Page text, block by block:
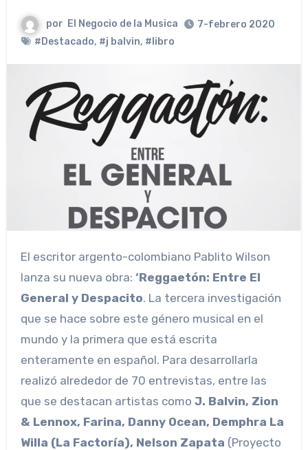
por El Negocio de la Musica
7-febrero 2020
#Destacado, #j balvin, #libro
El escritor argento-colombiano Pablito Wilson
lanza su nueva obra: ‘Reggaetón: Entre El
General y Despacito. La tercera investigación
que se hace sobre este género musical en el
mundo y la primera que está escrita
enteramente en español. Para desarrollarla
realizó alrededor de 70 entrevistas, entre las
que se destacan artistas como J. Balvin, Zion
& Lennox, Farina, Danny Ocean, Demphra La
Willa (La Factoría), Nelson Zapata (Proyecto